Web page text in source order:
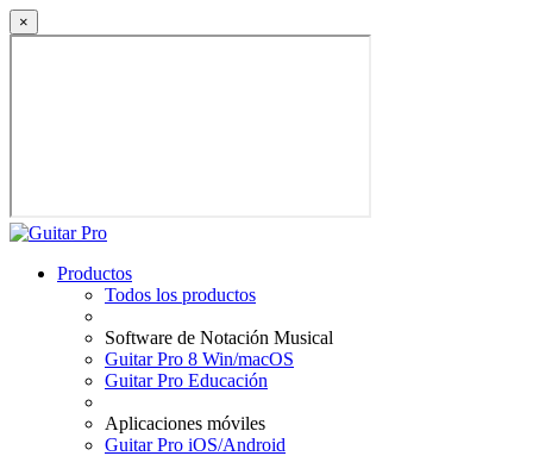
×
Productos
Todos los productos
Software de Notación Musical
Guitar Pro 8 Win/macOS
Guitar Pro Educación
Aplicaciones móviles
Guitar Pro iOS/Android